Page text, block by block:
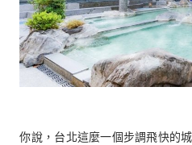
你說，台北這麼一個步調飛快的